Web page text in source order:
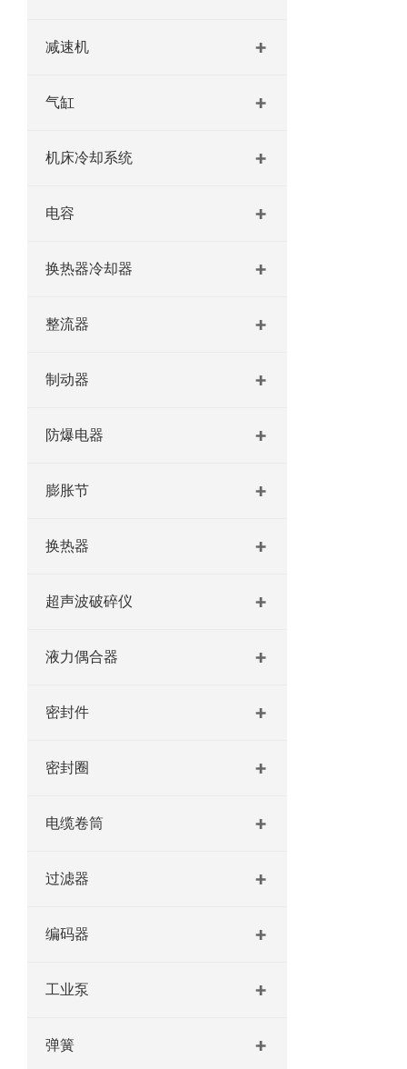
减速机
气缸
机床冷却系统
电容
换热器冷却器
整流器
制动器
防爆电器
膨胀节
换热器
超声波破碎仪
液力偶合器
密封件
密封圈
电缆卷筒
过滤器
编码器
工业泵
弹簧